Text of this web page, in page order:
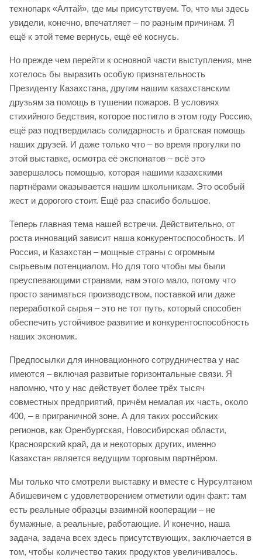
технопарк «Алтай», где мы присутствуем. То, что мы здесь
увидели, конечно, впечатляет – по разным причинам. Я
ещё к этой теме вернусь, ещё её коснусь.
Но прежде чем перейти к основной части выступления, мне
хотелось бы выразить особую признательность
Президенту Казахстана, другим нашим казахстанским
друзьям за помощь в тушении пожаров. В условиях
стихийного бедствия, которое постигло в этом году Россию,
ещё раз подтвердилась солидарность и братская помощь
наших друзей. И даже только что – во время прогулки по
этой выставке, осмотра её экспонатов – всё это
завершалось помощью, которая нашими казахскими
партнёрами оказывается нашим школьникам. Это особый
жест и дорогого стоит. Ещё раз спасибо большое.
Теперь главная тема нашей встречи. Действительно, от
роста инноваций зависит наша конкурентоспособность. И
Россия, и Казахстан – мощные страны с огромным
сырьевым потенциалом. Но для того чтобы мы были
преуспевающими странами, нам этого мало, потому что
просто заниматься производством, поставкой или даже
переработкой сырья – это не тот путь, который способен
обеспечить устойчивое развитие и конкурентоспособность
наших экономик.
Предпосылки для инновационного сотрудничества у нас
имеются – включая развитые горизонтальные связи. Я
напомню, что у нас действует более трёх тысяч
совместных предприятий, причём немалая их часть, около
400, – в приграничной зоне. А для таких российских
регионов, как Оренбургская, Новосибирская области,
Красноярский край, да и некоторых других, именно
Казахстан является ведущим торговым партнёром.
Мы только что смотрели выставку и вместе с Нурсултаном
Абишевичем с удовлетворением отметили один факт: там
есть реальные образцы взаимной кооперации – не
бумажные, а реальные, работающие. И конечно, наша
задача, задача всех здесь присутствующих, заключается в
том, чтобы количество таких продуктов увеличивалось.